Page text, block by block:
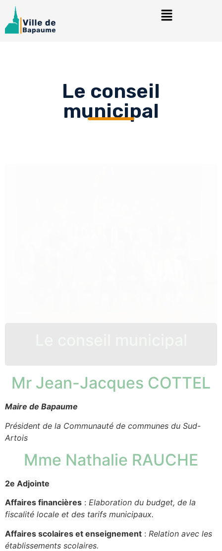
Le conseil
municipal
Mr Jean-Jacques COTTEL
Maire de Bapaume
Président de la Communauté de communes du Sud-
Artois
Mme Nathalie RAUCHE
2e Adjointe
Affaires financières : Elaboration du budget, de la
fiscalité locale et des tarifs municipaux.
Affaires scolaires et enseignement : Relation avec les
établissements scolaires.